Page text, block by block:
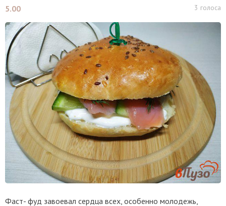
5.00 3 голоса
Фаст- фуд завоевал сердца всех, особенно молодежь,